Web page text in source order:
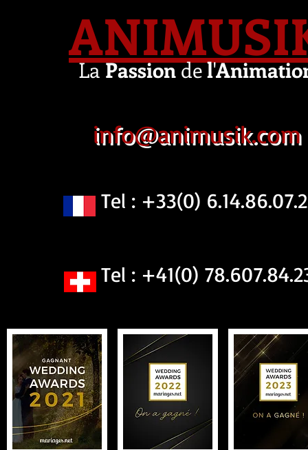
LaPassiondel'
info@animusik.com
Tel : +33(0)
Tel : +41(0)